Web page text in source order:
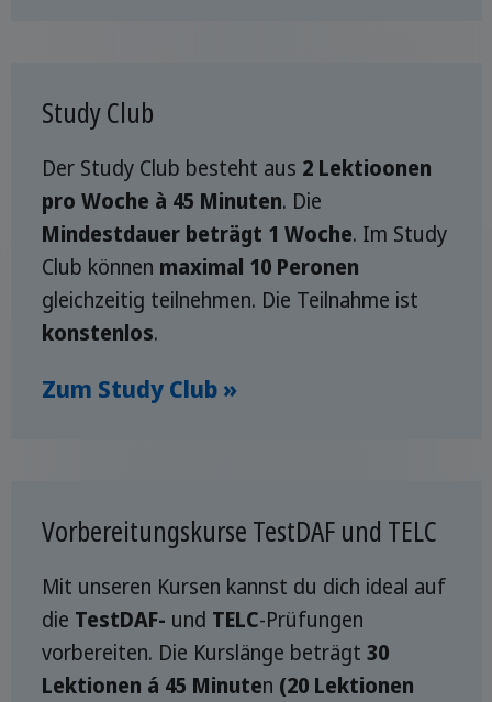
Study Club
Der Study Club besteht aus 2 Lektioonen
pro Woche à 45 Minuten. Die
Mindestdauer beträgt 1 Woche. Im Study
Club können maximal 10 Peronen
gleichzeitig teilnehmen. Die Teilnahme ist
konstenlos.
Zum Study Club »
Vorbereitungskurse TestDAF und TELC
Mit unseren Kursen kannst du dich ideal auf
die TestDAF- und TELC-Prüfungen
vorbereiten. Die Kurslänge beträgt 30
Lektionen á 45 Minuten (20 Lektionen